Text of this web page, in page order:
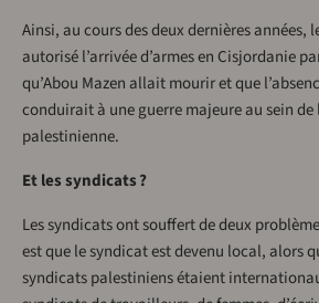
Ainsi, au cours des deux dernières années,
autorisé l’arrivée d’armes en Cisjordanie
qu’Abou Mazen allait mourir et que
conduirait à une guerre majeure au sein de
palestinienne.
Et les syndicats ?
Les syndicats ont souffert de deux
est que le syndicat est devenu local, alors
syndicats palestiniens étaient